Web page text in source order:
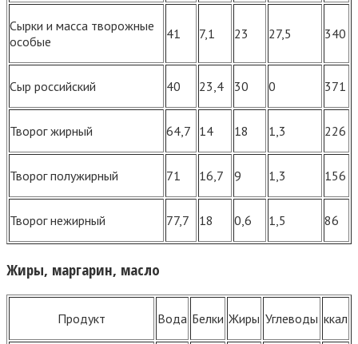
Сырки и масса творожные
особые
41 7,1 23 27,5 340
Сыр российский 40 23,4 30 0 371
Творог жирный 64,7 14 18 1,3 226
Творог полужирный 71 16,7 9 1,3 156
Творог нежирный 77,7 18 0,6 1,5 86
Жиры, маргарин, масло
Продукт Вода Белки Жиры Углеводы ккал